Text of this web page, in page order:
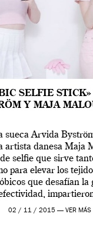
SELFIE
Y MAJA
sueca Arvida
artista danesa Maja
selfie que sirve
para elevar los
que desafían la
prueba en el Tate […]
02 / 11 / 2015 — VER MÁS